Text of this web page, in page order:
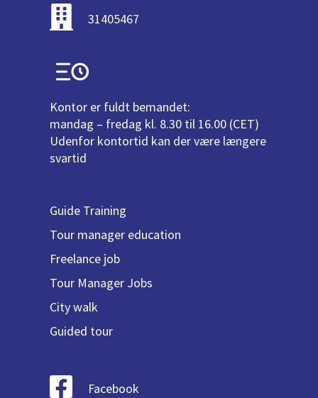
31405467
Kontor er fuldt bemandet:
mandag – fredag kl. 8.30 til 16.00 (CET)
Udenfor kontortid kan der være længere
svartid
Guide Training
Tour manager education
Freelance job
Tour Manager Jobs
City walk
Guided tour
Facebook